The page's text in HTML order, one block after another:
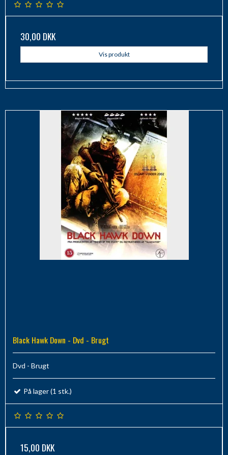
30,00 DKK
Vis produkt
Black Hawk Down - Dvd - Brugt
Dvd - Brugt
På lager (1 stk.)
15,00 DKK